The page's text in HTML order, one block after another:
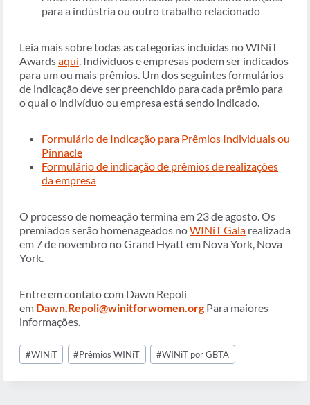
para a indústria ou outro trabalho relacionado
Leia mais sobre todas as categorias incluídas no WINiT
Awardsaqui. Indivíduos e empresas podem ser indicados
para um ou mais prêmios. Um dos seguintes formulários
de indicação deve ser preenchido para cada prêmio para
o qual o indivíduo ou empresa está sendo indicado.
Formulário de Indicação para Prêmios Individuais ou
Pinnacle
Formulário de indicação de prêmios de realizações
da empresa
O processo de nomeação termina em 23 de agosto. Os
premiados serão homenageados noWINiT Gala realizada
em 7 de novembro no Grand Hyatt em Nova York, Nova
York.
Entre em contato com Dawn Repoli
em Dawn.Repoli@winitforwomen.orgPara maiores
informações.
Tags
do
#WINiT #Prêmios WINiT #WINiT por GBTA